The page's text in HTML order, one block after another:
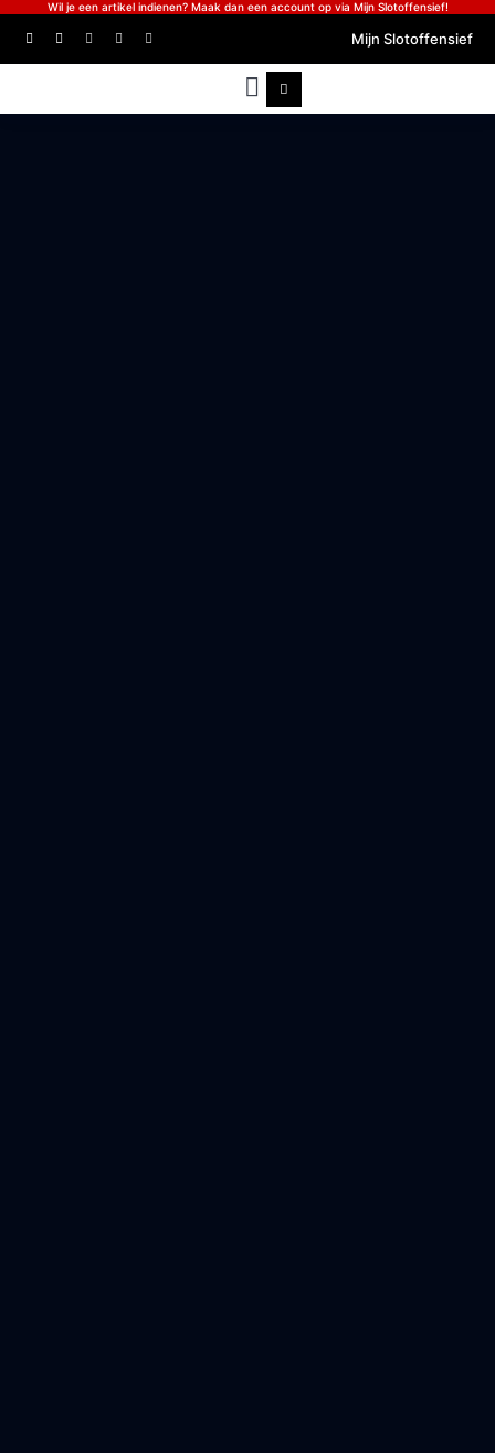
Wil je een artikel indienen? Maak dan een account op via Mijn Slotoffensief!
Mijn Slotoffensief